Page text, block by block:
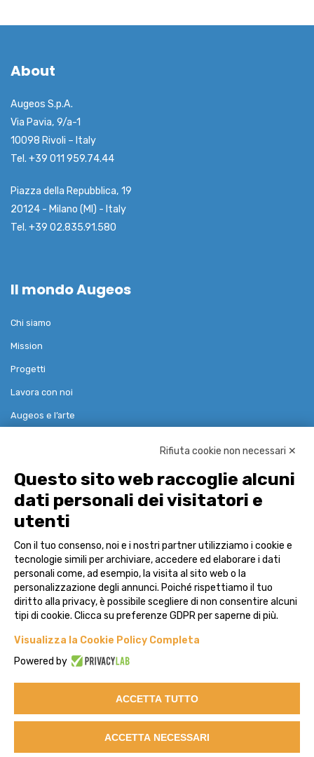
About
Augeos S.p.A.
Via Pavia, 9/a-1
10098 Rivoli – Italy
Tel. +39 011 959.74.44
Piazza della Repubblica, 19
20124 - Milano (MI) - Italy
Tel. +39 02.835.91.580
Il mondo Augeos
Chi siamo
Mission
Progetti
Lavora con noi
Augeos e l’arte
Soluzioni
Governance Risk Compliance
Advisor
Case Studies
Contatti
Legal
Cookie Policy
Rifiuta cookie non necessari ✕
Questo sito web raccoglie alcuni
dati personali dei visitatori e
utenti
Con il tuo consenso, noi e i nostri partner utilizziamo i cookie e
tecnologie simili per archiviare, accedere ed elaborare i dati
personali come, ad esempio, la visita al sito web o la
personalizzazione degli annunci. Poiché rispettiamo il tuo
diritto alla privacy, è possibile scegliere di non consentire alcuni
tipi di cookie. Clicca su preferenze GDPR per saperne di più.
Visualizza la Cookie Policy Completa
Powered by
ACCETTA TUTTO
ACCETTA NECESSARI